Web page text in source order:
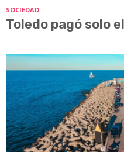
SOCIEDAD
Toledo pagó solo